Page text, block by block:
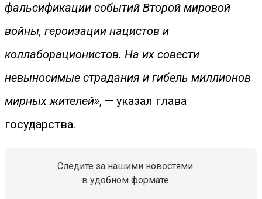
фальсификации событий Второй мировой
войны, героизации нацистов и
коллаборационистов. На их совести
невыносимые страдания и гибель миллионов
мирных жителей», — указал глава
государства.
Следите за нашими новостями
в удобном формате